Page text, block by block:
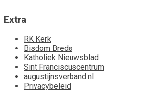
Extra
RK Kerk
Bisdom Breda
Katholiek Nieuwsblad
Sint Franciscuscentrum
augustijnsverband.nl
Privacybeleid